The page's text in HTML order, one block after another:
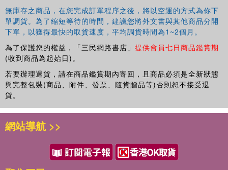
無庫存之商品，在您完成訂單程序之後，將以空運的方式為你下
單調貨。為了縮短等待的時間，建議您將外文書與其他商品分開
下單，以獲得最快的取貨速度，平均調貨時間為1~2個月。
為了保護您的權益，「三民網路書店」 提供會員七日商品鑑賞期
(收到商品為起始日)。
若要辦理退貨，請在商品鑑賞期內寄回，且商品必須是全新狀態
與完整包裝(商品、附件、發票、隨貨贈品等)否則恕不接受退
貨。
網站導航 >>